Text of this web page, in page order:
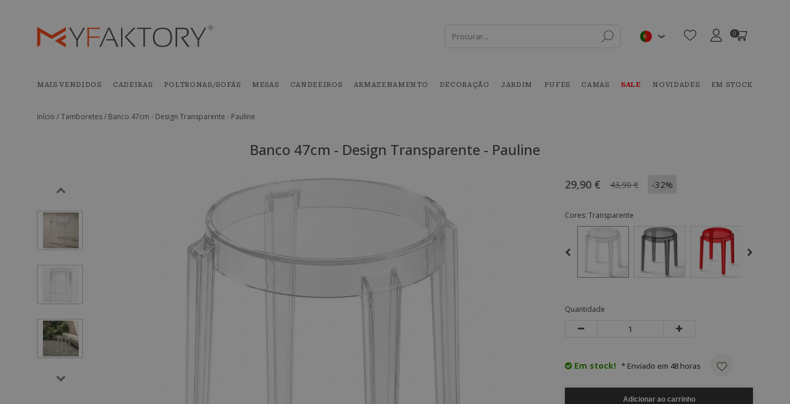
0
MAIS VENDIDOS CADEIRAS POLTRONAS/SOFÁS MESAS CANDEEIROS ARMAZENAMENTO DECORAÇÃO JARDIM PUFES CAMAS SALE NOVIDADES EM STOCK
Início / Tamboretes / Banco 47cm - Design Transparente - Pauline
Banco 47cm - Design Transparente - Pauline
29,90 € 43,90 € -32%
Cores: Transparente
Quantidade
Em stock! * Enviado em 48 horas
Adicionar ao carrinho